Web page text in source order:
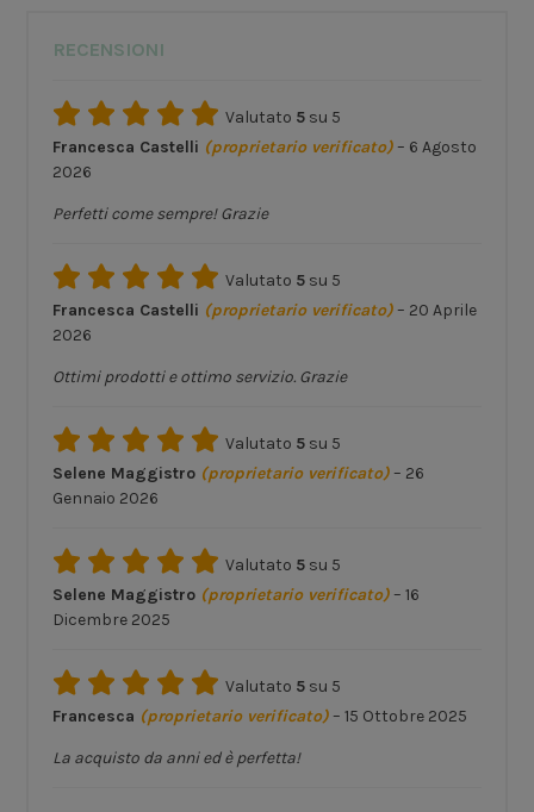
RECENSIONI
Valutato 5 su 5
Francesca Castelli (proprietario verificato) – 6 Agosto
2026
Perfetti come sempre! Grazie
Valutato 5 su 5
Francesca Castelli (proprietario verificato) – 20 Aprile
2026
Ottimi prodotti e ottimo servizio. Grazie
Valutato 5 su 5
Selene Maggistro (proprietario verificato) – 26
Gennaio 2026
Valutato 5 su 5
Selene Maggistro (proprietario verificato) – 16
Dicembre 2025
Valutato 5 su 5
Francesca (proprietario verificato) – 15 Ottobre 2025
La acquisto da anni ed è perfetta!